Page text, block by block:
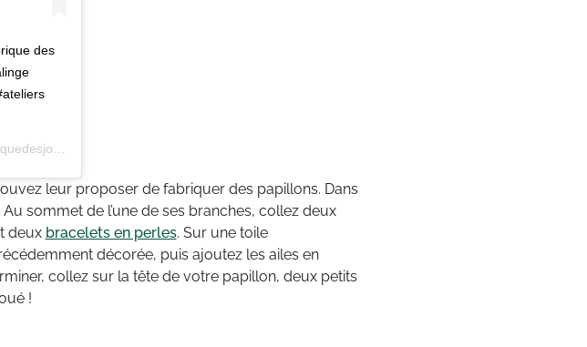
des
le
leur proposer de fabriquer des papillons. Dans
sommet de l’une de ses branches, collez deux
deux bracelets en perles. Sur une toile
décorée, puis ajoutez les ailes en
collez sur la tête de votre papillon, deux petits
!